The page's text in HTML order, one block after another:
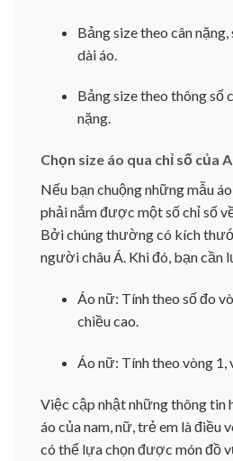
Bảng size theo cân
dài áo.
Bảng size theo thông số
nặng.
Chọn size áo qua chỉ số của
Nếu bạn chuộng những mẫu
phải nắm được một số chỉ số
Bởi chúng thường có kích
người châu Á. Khi đó, bạn cần
Áo nữ: Tính theo số đo
chiều cao.
Áo nữ: Tính theo vòng 1,
Việc cập nhật những thông tin
áo của nam, nữ, trẻ em là điều
có thể lựa chọn được món đồ